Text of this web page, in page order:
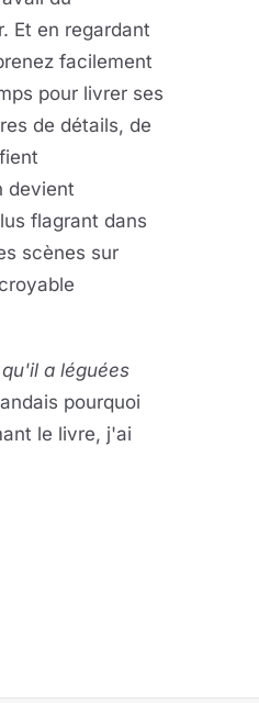
Et en regardant
facilement
pour livrer ses
de détails, de
devient
flagrant dans
scènes sur
a léguées
pourquoi
le livre, j'ai